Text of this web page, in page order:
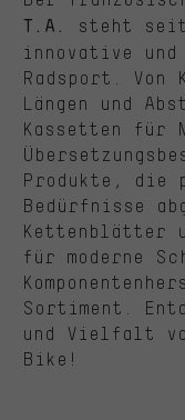
T.A.
steht
innovative
Radsport.
Längen und
Kassetten für
Produkte, die
Bedürfnisse
Kettenblätter
für moderne
Sortiment.
und Vielfalt
Bike!